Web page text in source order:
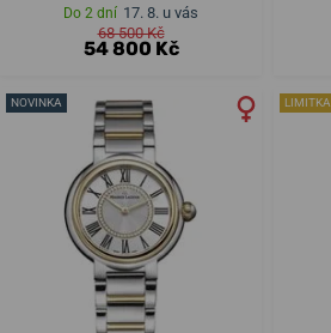
Do 2 dní 17. 8. u vás
68 500 Kč
54 800 Kč
NOVINKA LIMITKA